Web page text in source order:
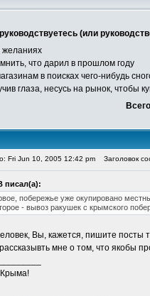
(или
что дарил в прошлом году
в поисках чего-нибудь
глаза, несусь на рынок, чтобы
Fri Jun 10, 2005 12:42 pm Заголовок
писал(а):
побережье уже окупировано
- вывоз ракушек с крымского
Вы, кажется, пишите посты
мне о том, что якобы
Крыма!